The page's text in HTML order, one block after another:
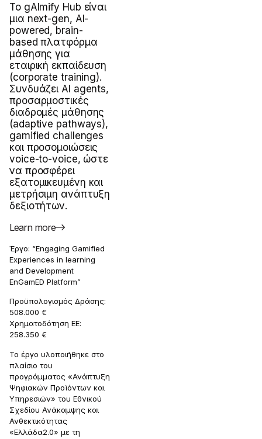
Το gAImify Hub είναι
μια next-gen, AI-
powered, brain-
based πλατφόρμα
μάθησης για
εταιρική εκπαίδευση
(corporate training).
Συνδυάζει AI agents,
προσαρμοστικές
διαδρομές μάθησης
(adaptive pathways),
gamified challenges
και προσομοιώσεις
voice-to-voice, ώστε
να προσφέρει
εξατομικευμένη και
μετρήσιμη ανάπτυξη
δεξιοτήτων.
Learn more
Έργο: “Engaging Gamified
Experiences in learning
and Development
EnGamED Platform”
Προϋπολογισμός Δράσης:
508.000 €
Χρηματοδότηση ΕΕ:
258.350 €
Το έργο υλοποιήθηκε στο
πλαίσιο του
προγράμματος «Ανάπτυξη
Ψηφιακών Προϊόντων και
Υπηρεσιών» του Εθνικού
Σχεδίου Ανάκαμψης και
Ανθεκτικότητας
«Ελλάδα2.0» με τη